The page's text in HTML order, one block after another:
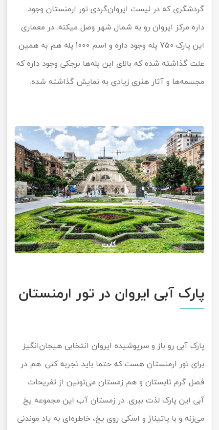
گردشگری که در لیست ایروان‌گردی تور ارمنستان وجود
داره مرکز ایروان رو به شمال شهر وصل میکنه. در معماری
این پارک 750 پله وجود داره و اسم 1000 پله هم به همین
علت گذاشته شده که بالای این پله‌ها برجکی وجود داره که
مجسمه‌ها و آثار هنری زیادی به نمایش گذاشته شده.
پارک آبی ایروان در تور ارمنستان
پارک آبی رو باز و سرپوشیده ایروان انتخابی هیجان‌انگیز
برای تور ارمنستان هست که حتما باید تجربه کنی. هم در
فصل گرم تابستان و هم زمستان می‌تونین از تفریحات
آبی این پارک لذت ببری. در زمستان آب این مجموعه یخ
می‌زنه و با پاتیناژ و اسکی روی یخ، خاطره‌ای به یاد موندنی